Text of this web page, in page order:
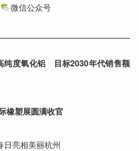
微信公众号
度氧化铝 目标2030年代销售额
橡塑展圆满收官
日亮相美丽杭州